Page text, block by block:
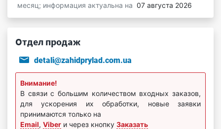
месяц; информация актуальна на 07 августа 2026
Отдел продаж
detali@zahidprylad.com.ua
Внимание!
В связи с большим количеством входных заказов,
для ускорения их обработки, новые заявки
принимаются только на
Email, Viber и через кнопку Заказать